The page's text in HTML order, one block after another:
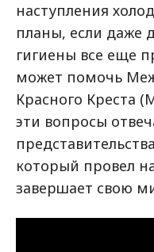
наступления
планы, если даже
гигиены все еще
может помочь
Красного Креста
эти вопросы
который провел
завершает свою